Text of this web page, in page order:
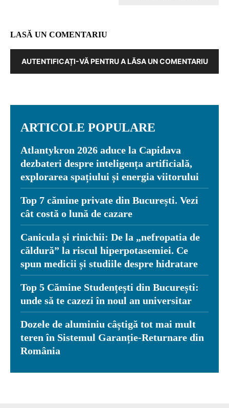
LASĂ UN COMENTARIU
AUTENTIFICAȚI-VĂ PENTRU A LĂSA UN COMENTARIU
ARTICOLE POPULARE
Atlantykron 2026 aduce la Capidava
dezbateri despre inteligența artificială,
explorarea spațiului și energia viitorului
Top 7 cămine private din București. Vezi
cât costă o lună de cazare
Canicula și rinichii: De la „nefropatia de
căldură” la riscul hiperpotasemiei. Ce
spun medicii și studiile despre hidratare
Top 5 Cămine Studențești din București:
unde să te cazezi în noul an universitar
Dozele de aluminiu câștigă tot mai mult
teren în Sistemul Garanție-Returnare din
România